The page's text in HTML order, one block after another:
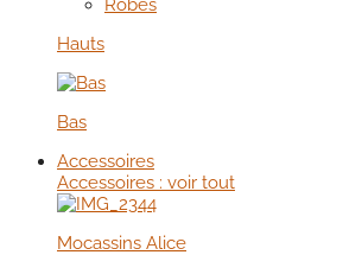
Robes
Hauts
Bas
Accessoires
Accessoires : voir tout
Mocassins Alice